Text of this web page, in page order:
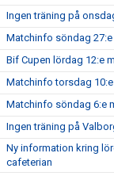
Ingen träning på
Matchinfo söndag 27:e
Bif Cupen lördag 12:e
Matchinfo torsdag 10:e
Matchinfo söndag 6:e
Ingen träning på
Ny information kring
cafeterian